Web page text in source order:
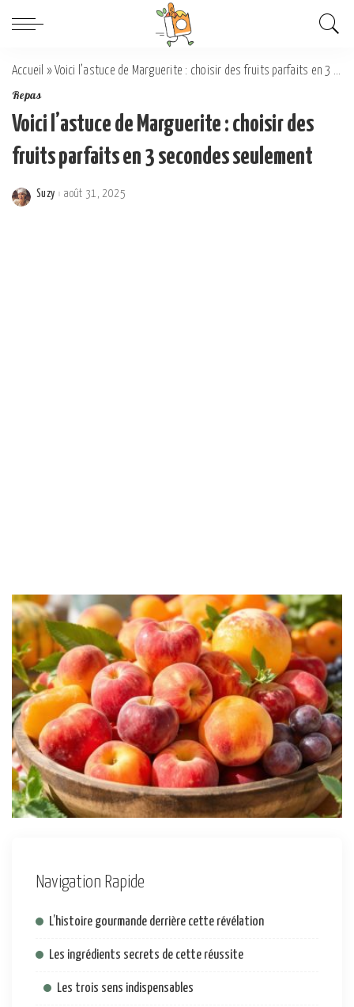
Accueil »Voici l’astuce de Marguerite : choisir des fruits parfaits en 3 secondes seulement
Repas
Voici l’astuce de Marguerite : choisir des
fruits parfaits en 3 secondes seulement
Posted
Suzy août 31, 2025
Navigation Rapide
L’histoire gourmande derrière cette révélation
Les ingrédients secrets de cette réussite
Les trois sens indispensables